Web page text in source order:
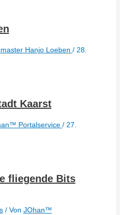
Hanjo Loeben / 28.
Kaarst
Portalservice / 27.
fliegende Bits
/ Von JOhan™